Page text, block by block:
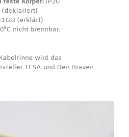
feste Körper: IP20
(deklariert)
(erklärt)
nicht brennbar,
wird das
TESA und Den Braven